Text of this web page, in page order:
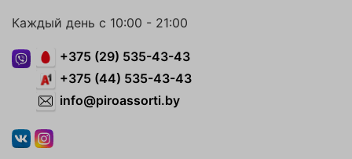
Каждый день с 10:00 - 21:00
+375 (29) 535-43-43
+375 (44) 535-43-43
info@piroassorti.by